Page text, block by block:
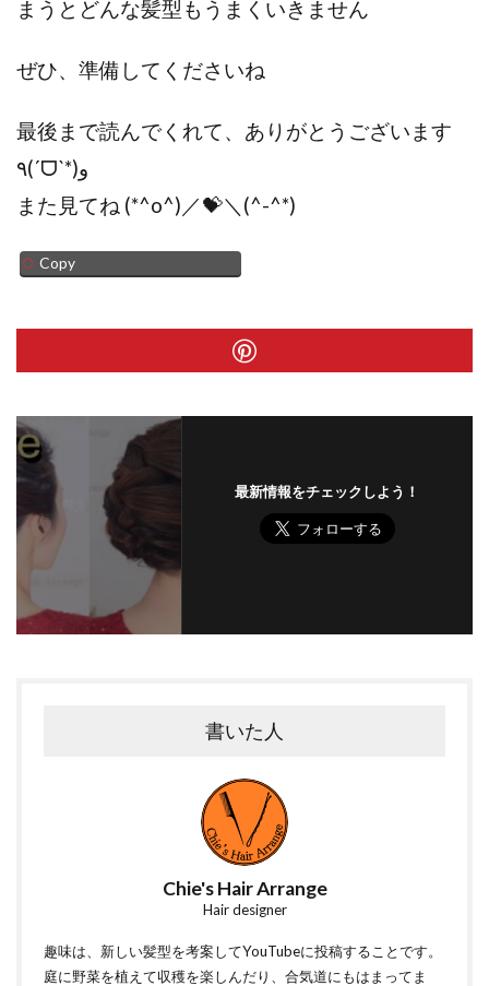
まうとどんな髪型もうまくいきません
ぜひ、準備してくださいね
最後まで読んでくれて、ありがとうございます
٩(ˊᗜˋ*)و
また見てね (*^o^)／💝＼(^-^*)
Copy
最新情報をチェックしよう！
書いた人
Chie's Hair Arrange
Hair designer
趣味は、新しい髪型を考案してYouTubeに投稿することです。
庭に野菜を植えて収穫を楽しんだり、合気道にもはまってま